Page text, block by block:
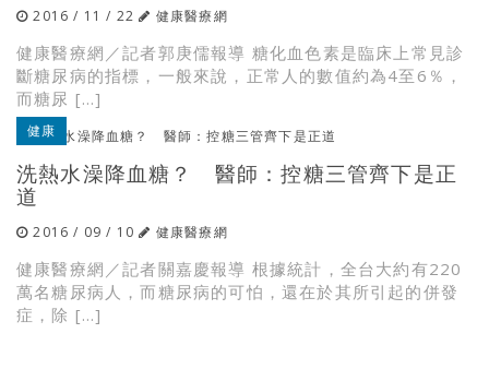
2016 / 11 / 22 健康醫療網
健康醫療網／記者郭庚儒報導 糖化血色素是臨床上常見診
斷糖尿病的指標，一般來說，正常人的數值約為4至6％，
而糖尿 […]
健康
洗熱水澡降血糖？ 醫師：控糖三管齊下是正
道
2016 / 09 / 10 健康醫療網
健康醫療網／記者關嘉慶報導 根據統計，全台大約有220
萬名糖尿病人，而糖尿病的可怕，還在於其所引起的併發
症，除 […]